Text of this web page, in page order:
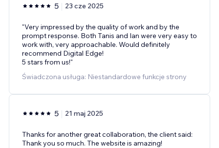
5 23 cze 2025
"Very impressed by the quality of work and by the
prompt response. Both Tanis and Ian were very easy to
work with, very approachable. Would definitely
recommend Digital Edge!
5 stars from us!"
Świadczona usługa: Niestandardowe funkcje strony
5 21 maj 2025
Thanks for another great collaboration, the client said:
Thank you so much. The website is amazing!